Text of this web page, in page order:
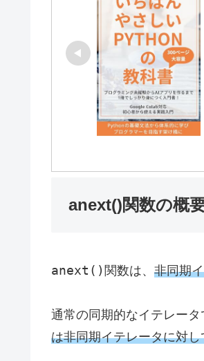
anext()関数の概
anext() 関数は、 非同期
通常の同期的なイテレータ
は非同期イテレータに対し